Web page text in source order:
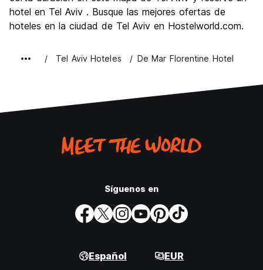
hotel en Tel Aviv . Busque las mejores ofertas de
hoteles en la ciudad de Tel Aviv en Hostelworld.com.
Tel Aviv Hoteles De Mar Florentine Hotel
Síguenos en
Español EUR